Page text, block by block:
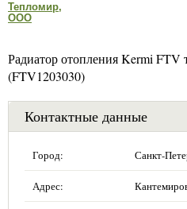
Тепломир,
ООО
Радиатор отопления Kermi FTV
(FTV1203030)
Контактные данные
Город: Санкт-
Адрес: